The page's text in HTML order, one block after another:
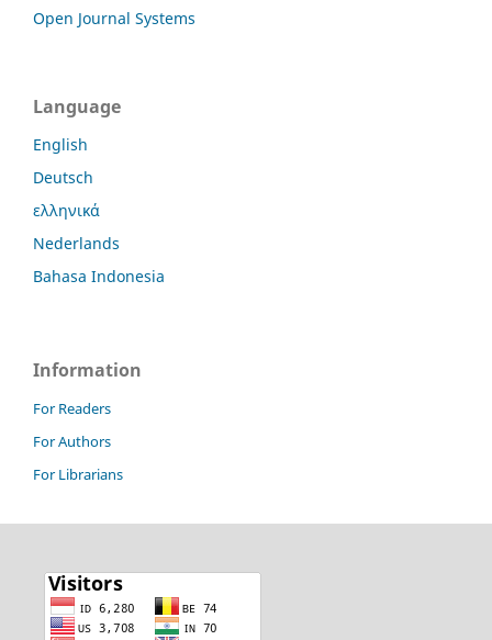
Open Journal Systems
Language
English
Deutsch
ελληνικά
Nederlands
Bahasa Indonesia
Information
For Readers
For Authors
For Librarians